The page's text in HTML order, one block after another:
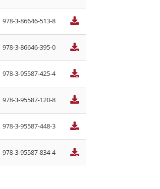
978-3-86646-513-8
978-3-86646-395-0
978-3-95587-425-4
978-3-95587-120-8
978-3-95587-448-3
978-3-95587-834-4